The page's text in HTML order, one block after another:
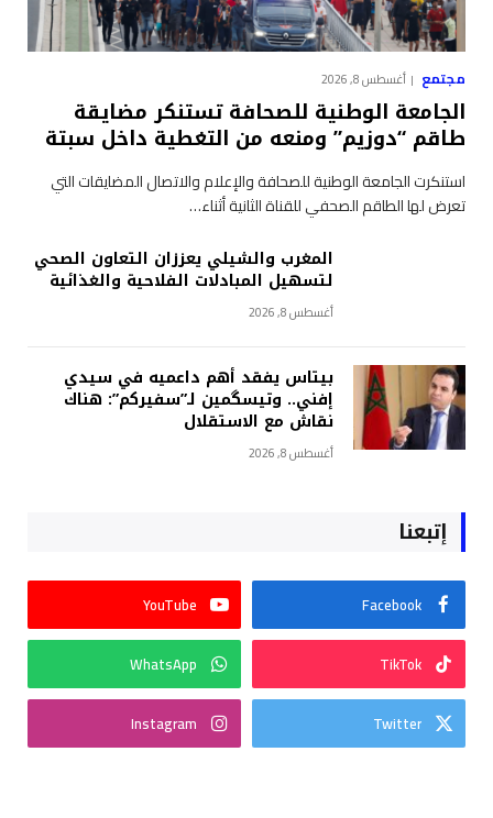
مجتمع أغسطس 8, 2026
الجامعة الوطنية للصحافة تستنكر مضايقة
طاقم “دوزيم” ومنعه من التغطية داخل سبتة
استنكرت الجامعة الوطنية للصحافة والإعلام والاتصال المضايقات التي
تعرض لها الطاقم الصحفي للقناة الثانية أثناء…
المغرب والشيلي يعززان التعاون الصحي
لتسهيل المبادلات الفلاحية والغذائية
أغسطس 8, 2026
بيتاس يفقد أهم داعميه في سيدي
إفني.. وتيسگمين لـ”سفيركم”: هناك
نقاش مع الاستقلال
أغسطس 8, 2026
إتبعنا
Facebook
YouTube
TikTok
WhatsApp
Twitter
Instagram